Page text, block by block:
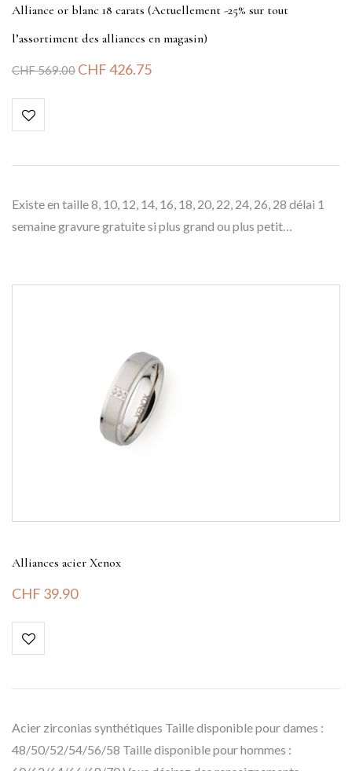
Alliance or blanc 18 carats (Actuellement -25% sur tout
l’assortiment des alliances en magasin)
CHF569.00 CHF426.75
Existe en taille 8, 10, 12, 14, 16, 18, 20, 22, 24, 26, 28 délai 1
semaine gravure gratuite si plus grand ou plus petit…
Alliances acier Xenox
CHF 39.90
Acier zirconias synthétiques Taille disponible pour dames :
48/50/52/54/56/58 Taille disponible pour hommes :